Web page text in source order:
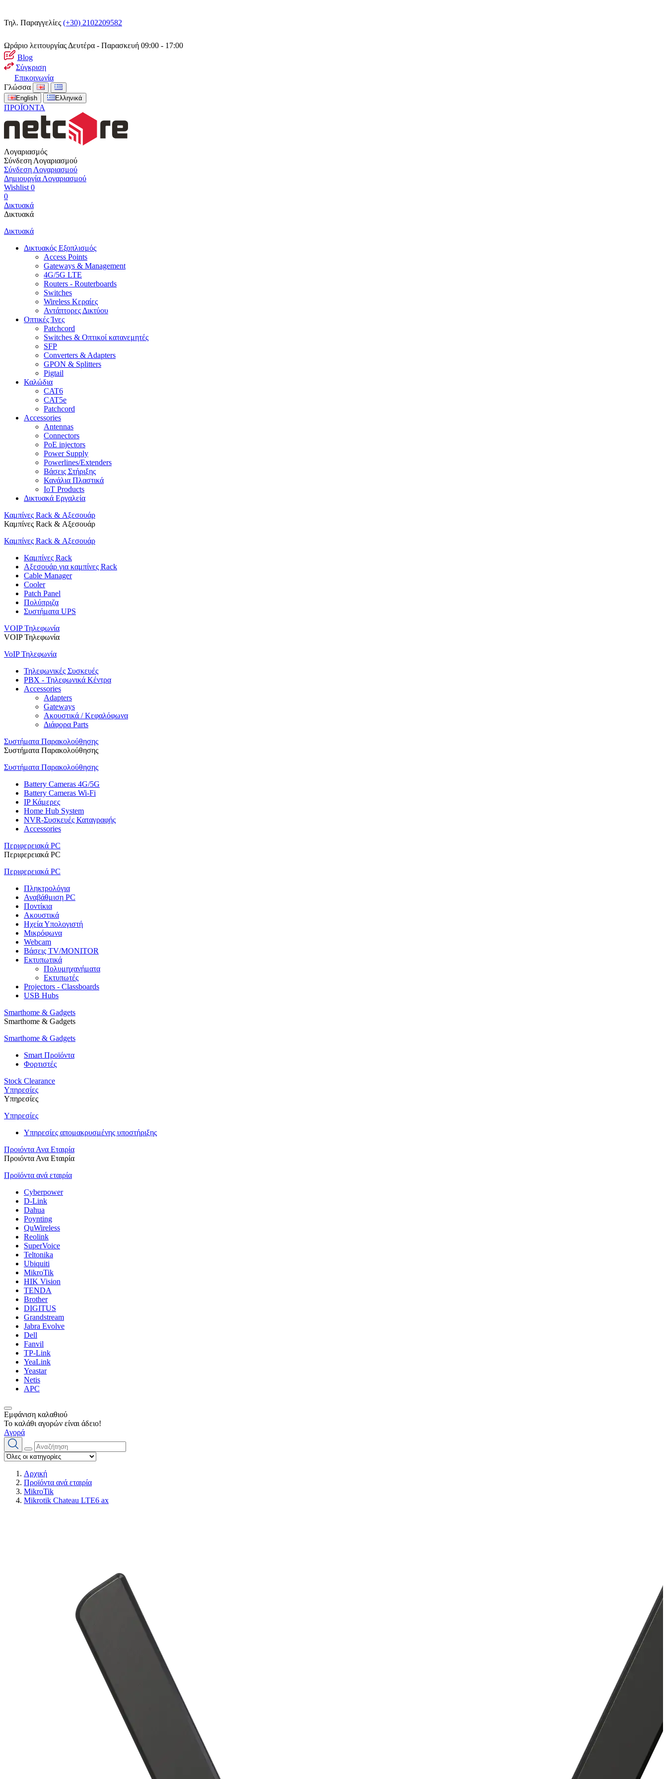
Τηλ. Παραγγελίες (+30) 2102209582
Ωράριο λειτουργίας Δευτέρα - Παρασκευή 09:00 - 17:00
Blog
Σύγκριση
Επικοινωνία
Γλώσσα
English Ελληνικά
ΠΡΟΪΟΝΤΑ
Λογαριασμός
Σύνδεση Λογαριασμού
Σύνδεση Λογαριασμού
Δημιουργία Λογαριασμού
Wishlist 0
0
Δικτυακά
Δικτυακά
Δικτυακά
Δικτυακός Εξοπλισμός
Access Points
Gateways & Management
4G/5G LTE
Routers - Routerboards
Switches
Wireless Κεραίες
Αντάπτορες Δικτύου
Οπτικές Ίνες
Patchcord
Switches & Οπτικοί κατανεμητές
SFP
Converters & Adapters
GPON & Splitters
Pigtail
Καλώδια
CAT6
CAT5e
Patchcord
Accessories
Antennas
Connectors
PoE injectors
Power Supply
Powerlines/Extenders
Βάσεις Στήριξης
Κανάλια Πλαστικά
IoT Products
Δικτυακά Εργαλεία
Καμπίνες Rack & Αξεσουάρ
Καμπίνες Rack & Αξεσουάρ
Καμπίνες Rack & Αξεσουάρ
Καμπίνες Rack
Αξεσουάρ για καμπίνες Rack
Cable Manager
Cooler
Patch Panel
Πολύπριζα
Συστήματα UPS
VOIP Τηλεφωνία
VOIP Τηλεφωνία
VoIP Τηλεφωνία
Τηλεφωνικές Συσκευές
PBX - Τηλεφωνικά Κέντρα
Accessories
Adapters
Gateways
Ακουστικά / Κεφαλόφωνα
Διάφορα Parts
Συστήματα Παρακολούθησης
Συστήματα Παρακολούθησης
Συστήματα Παρακολούθησης
Battery Cameras 4G/5G
Battery Cameras Wi-Fi
IP Κάμερες
Home Hub System
NVR-Συσκευές Καταγραφής
Accessories
Περιφερειακά PC
Περιφερειακά PC
Περιφερειακά PC
Πληκτρολόγια
Αναβάθμιση PC
Ποντίκια
Ακουστικά
Ηχεία Υπολογιστή
Μικρόφωνα
Webcam
Βάσεις TV/MONITOR
Εκτυπωτικά
Πολυμηχανήματα
Εκτυπωτές
Projectors - Classboards
USB Hubs
Smarthome & Gadgets
Smarthome & Gadgets
Smarthome & Gadgets
Smart Προϊόντα
Φορτιστές
Stock Clearance
Υπηρεσίες
Υπηρεσίες
Υπηρεσίες
Υπηρεσίες απομακρυσμένης υποστήριξης
Προιόντα Ανα Εταιρία
Προιόντα Ανα Εταιρία
Προϊόντα ανά εταιρία
Cyberpower
D-Link
Dahua
Poynting
QuWireless
Reolink
SuperVoice
Teltonika
Ubiquiti
MikroTik
HIK Vision
TENDA
Brother
DIGITUS
Grandstream
Jabra Evolve
Dell
Fanvil
TP-Link
YeaLink
Yeastar
Netis
APC
Εμφάνιση καλαθιού
Το καλάθι αγορών είναι άδειο!
Αγορά
Αρχική
Προϊόντα ανά εταιρία
MikroTik
Mikrotik Chateau LTE6 ax